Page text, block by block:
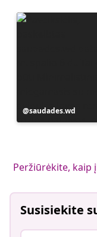
Įrašą
paskelbė
saudades.wd
Peržiūrėkite, kaip
Susisiekite